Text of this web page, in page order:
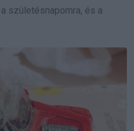
születésnapomra, és a